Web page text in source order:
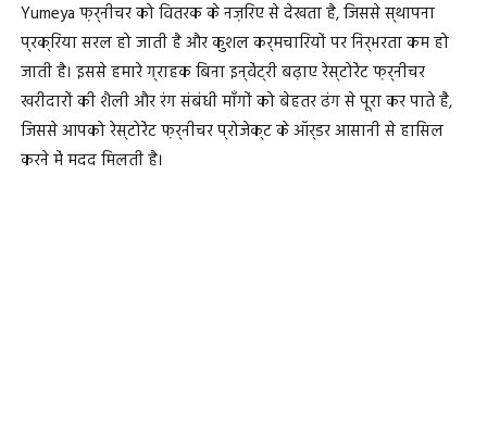
Yumeya फ़र्नीचर को वितरक के नज़रिए से देखता है, जिससे स्थापना
प्रक्रिया सरल हो जाती है और कुशल कर्मचारियों पर निर्भरता कम हो
जाती है। इससे हमारे ग्राहक बिना इन्वेंट्री बढ़ाए रेस्टोरेंट फ़र्नीचर
खरीदारों की शैली और रंग संबंधी माँगों को बेहतर ढंग से पूरा कर पाते हैं,
जिससे आपको रेस्टोरेंट फ़र्नीचर प्रोजेक्ट के ऑर्डर आसानी से हासिल
करने में मदद मिलती है।